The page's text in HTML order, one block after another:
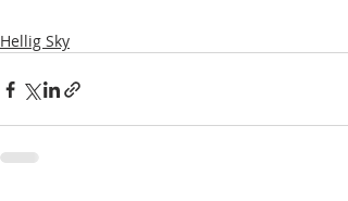
Hellig Sky